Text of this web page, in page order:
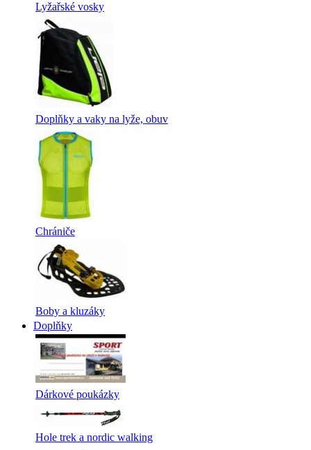
Lyžařské vosky
Doplňky a vaky na lyže, obuv
Chrániče
Boby a kluzáky
Doplňky
Dárkové poukázky
Hole trek a nordic walking